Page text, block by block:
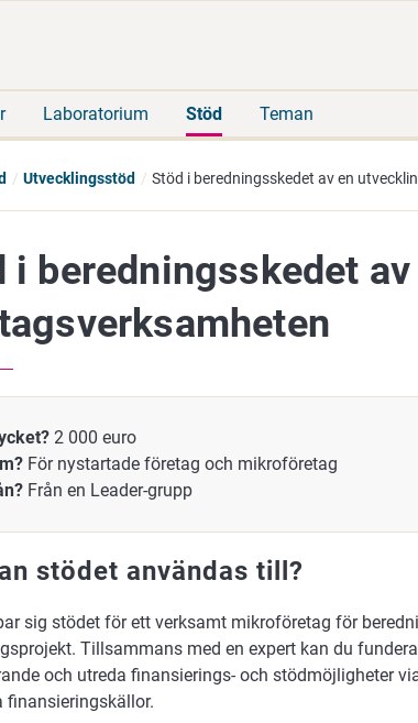
Laboratorium Stöd Teman
Utvecklingsstöd Stöd i beredningsskedet av en
i beredningsskedet
2 000 euro
För nystartade företag och mikroföretag
Från en Leader-grupp
stödet användas till?
sig stödet för ett verksamt mikroföretag för
Tillsammans med en expert kan du
och utreda finansierings- och stödmöjligheter
finansieringskällor.